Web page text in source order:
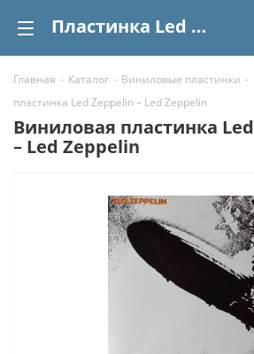
Пластинка Led Zeppelin – Led Zeppelin купить | Интернет-магазин СтереоВинил
Главная - Каталог - Виниловые пластинки -
пластинка Led Zeppelin – Led Zeppelin
Виниловая пластинка
– Led Zeppelin